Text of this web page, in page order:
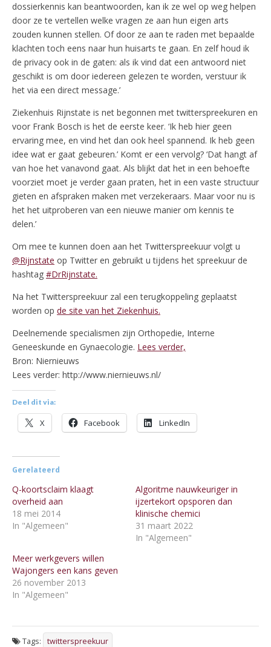
dossierkennis kan beantwoorden, kan ik ze wel op weg helpen
door ze te vertellen welke vragen ze aan hun eigen arts
zouden kunnen stellen. Of door ze aan te raden met bepaalde
klachten toch eens naar hun huisarts te gaan. En zelf houd ik
de privacy ook in de gaten: als ik vind dat een antwoord niet
geschikt is om door iedereen gelezen te worden, verstuur ik
het via een direct message.’
Ziekenhuis Rijnstate is net begonnen met twitterspreekuren en
voor Frank Bosch is het de eerste keer. ‘Ik heb hier geen
ervaring mee, en vind het dan ook heel spannend. Ik heb geen
idee wat er gaat gebeuren.’ Komt er een vervolg? ‘Dat hangt af
van hoe het vanavond gaat. Als blijkt dat het in een behoefte
voorziet moet je verder gaan praten, het in een vaste structuur
gieten en afspraken maken met verzekeraars. Maar voor nu is
het het uitproberen van een nieuwe manier om kennis te
delen.’
Om mee te kunnen doen aan het Twitterspreekuur volgt u
@Rijnstate op Twitter en gebruikt u tijdens het spreekuur de
hashtag #DrRijnstate.
Na het Twitterspreekuur zal een terugkoppeling geplaatst
worden op de site van het Ziekenhuis.
Deelnemende specialismen zijn Orthopedie, Interne
Geneeskunde en Gynaecologie. Lees verder,
Bron: Niernieuws
Lees verder: http://www.niernieuws.nl/
Deel dit via:
X Facebook LinkedIn
Gerelateerd
Q-koortsclaim klaagt
overheid aan
18 mei 2014
In "Algemeen"
Algoritme nauwkeuriger in
ijzertekort opsporen dan
klinische chemici
31 maart 2022
In "Algemeen"
Meer werkgevers willen
Wajongers een kans geven
26 november 2013
In "Algemeen"
Tags: twitterspreekuur